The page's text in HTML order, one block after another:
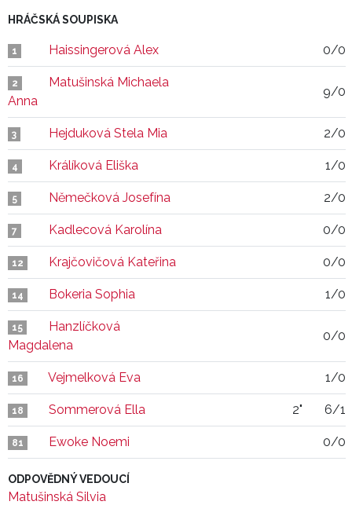
HRÁČSKÁ SOUPISKA
1 Haissingerová Alex 0/0
2
Matušinská Michaela
Anna
9/0
3 Hejduková Stela Mia 2/0
4 Králíková Eliška 1/0
5 Němečková Josefína 2/0
7 Kadlecová Karolína 0/0
12 Krajčovičová Kateřina 0/0
14 Bokeria Sophia 1/0
15
Hanzlíčková
Magdalena
0/0
16 Vejmelková Eva 1/0
18 Sommerová Ella 2" 6/1
81 Ewoke Noemi 0/0
ODPOVĚDNÝ VEDOUCÍ
Matušinská Silvia